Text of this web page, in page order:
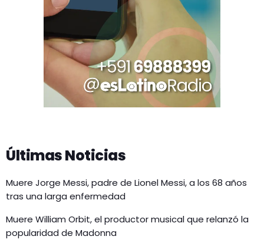
Últimas Noticias
Muere Jorge Messi, padre de Lionel Messi, a los 68 años
tras una larga enfermedad
Muere William Orbit, el productor musical que relanzó la
popularidad de Madonna